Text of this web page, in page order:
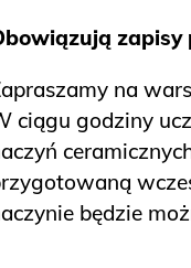
zapisy
na
ciągu godziny
będzie